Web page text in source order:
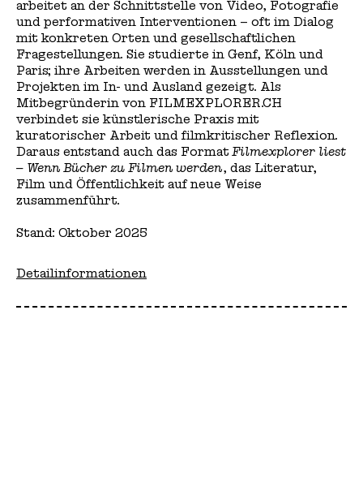
arbeitet an der Schnittstelle von Video, Fotografie
und performativen Interventionen – oft im Dialog
mit konkreten Orten und gesellschaftlichen
Fragestellungen. Sie studierte in Genf, Köln und
Paris; ihre Arbeiten werden in Ausstellungen und
Projekten im In- und Ausland gezeigt. Als
Mitbegründerin von FILMEXPLORER.CH
verbindet sie künstlerische Praxis mit
kuratorischer Arbeit und filmkritischer Reflexion.
Daraus entstand auch das FormatFilmexplorer liest
– Wenn Bücher zu Filmen werden, das Literatur,
Film und Öffentlichkeit auf neue Weise
zusammenführt.
Stand: Oktober 2025
Detailinformationen